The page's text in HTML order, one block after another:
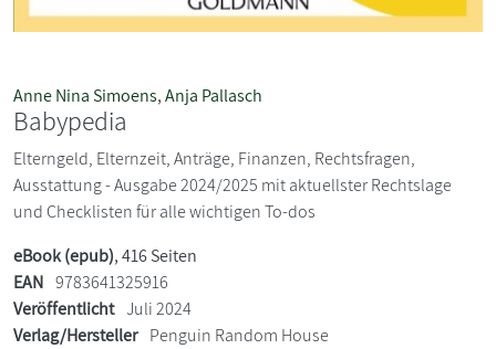
Anne Nina Simoens,Anja Pallasch
Babypedia
Elterngeld, Elternzeit, Anträge, Finanzen, Rechtsfragen,
Ausstattung - Ausgabe 2024/2025 mit aktuellster Rechtslage
und Checklisten für alle wichtigen To-dos
eBook (epub), 416 Seiten
EAN 9783641325916
Veröffentlicht Juli 2024
Verlag/Hersteller Penguin Random House